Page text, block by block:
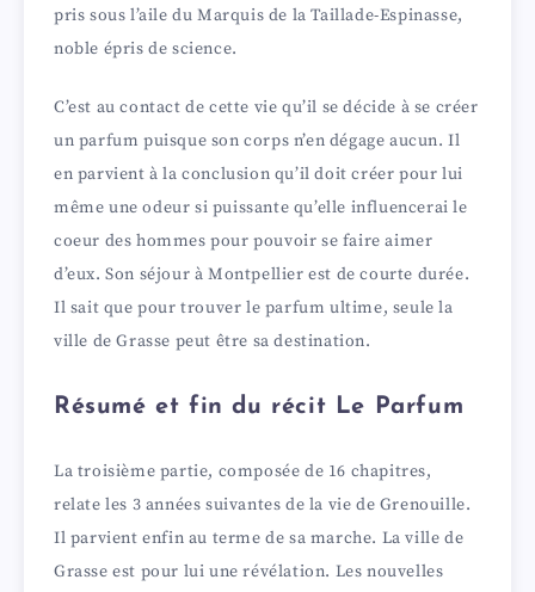
pris sous l’aile du Marquis de la Taillade-Espinasse,
noble épris de science.
C’est au contact de cette vie qu’il se décide à se créer
un parfum puisque son corps n’en dégage aucun. Il
en parvient à la conclusion qu’il doit créer pour lui
même une odeur si puissante qu’elle influencerai le
coeur des hommes pour pouvoir se faire aimer
d’eux. Son séjour à Montpellier est de courte durée.
Il sait que pour trouver le parfum ultime, seule la
ville de Grasse peut être sa destination.
Résumé et fin du récit Le Parfum
La troisième partie, composée de 16 chapitres,
relate les 3 années suivantes de la vie de Grenouille.
Il parvient enfin au terme de sa marche. La ville de
Grasse est pour lui une révélation. Les nouvelles